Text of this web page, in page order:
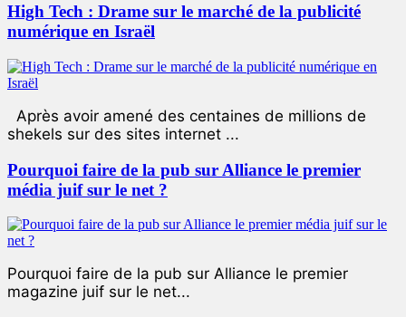
High Tech : Drame sur le marché de la publicité
numérique en Israël
Après avoir amené des centaines de millions de
shekels sur des sites internet ...
Pourquoi faire de la pub sur Alliance le premier
média juif sur le net ?
Pourquoi faire de la pub sur Alliance le premier
magazine juif sur le net...